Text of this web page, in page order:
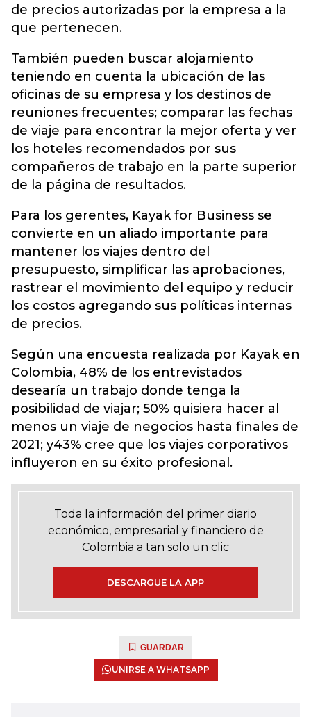
de precios autorizadas por la empresa a la
que pertenecen.
También pueden buscar alojamiento
teniendo en cuenta la ubicación de las
oficinas de su empresa y los destinos de
reuniones frecuentes; comparar las fechas
de viaje para encontrar la mejor oferta y ver
los hoteles recomendados por sus
compañeros de trabajo en la parte superior
de la página de resultados.
Para los gerentes, Kayak for Business se
convierte en un aliado importante para
mantener los viajes dentro del
presupuesto, simplificar las aprobaciones,
rastrear el movimiento del equipo y reducir
los costos agregando sus políticas internas
de precios.
Según una encuesta realizada por Kayak en
Colombia, 48% de los entrevistados
desearía un trabajo donde tenga la
posibilidad de viajar; 50% quisiera hacer al
menos un viaje de negocios hasta finales de
2021; y43% cree que los viajes corporativos
influyeron en su éxito profesional.
Toda la información del primer diario
económico, empresarial y financiero de
Colombia a tan solo un clic
DESCARGUE LA APP
GUARDAR
UNIRSE A WHATSAPP